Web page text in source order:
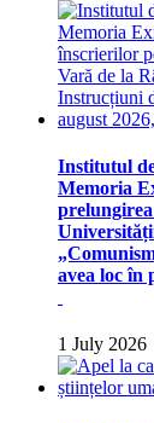
Institutul
Memoria
avea loc în
1 July 2026